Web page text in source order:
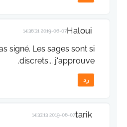
Haloui
2019-06-07 14:36:31
signé. Les sages sont si
discrets... j'approuve.
رد
tarik
2019-06-07 14:33:13